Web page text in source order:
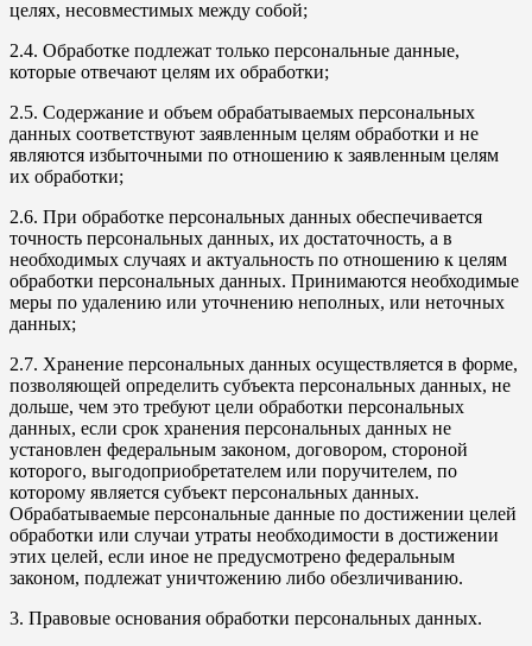
целях, несовместимых между собой;
2.4. Обработке подлежат только персональные данные,
которые отвечают целям их обработки;
2.5. Содержание и объем обрабатываемых персональных
данных соответствуют заявленным целям обработки и не
являются избыточными по отношению к заявленным целям
их обработки;
2.6. При обработке персональных данных обеспечивается
точность персональных данных, их достаточность, а в
необходимых случаях и актуальность по отношению к целям
обработки персональных данных. Принимаются необходимые
меры по удалению или уточнению неполных, или неточных
данных;
2.7. Хранение персональных данных осуществляется в форме,
позволяющей определить субъекта персональных данных, не
дольше, чем это требуют цели обработки персональных
данных, если срок хранения персональных данных не
установлен федеральным законом, договором, стороной
которого, выгодоприобретателем или поручителем, по
которому является субъект персональных данных.
Обрабатываемые персональные данные по достижении целей
обработки или случаи утраты необходимости в достижении
этих целей, если иное не предусмотрено федеральным
законом, подлежат уничтожению либо обезличиванию.
3. Правовые основания обработки персональных данных.